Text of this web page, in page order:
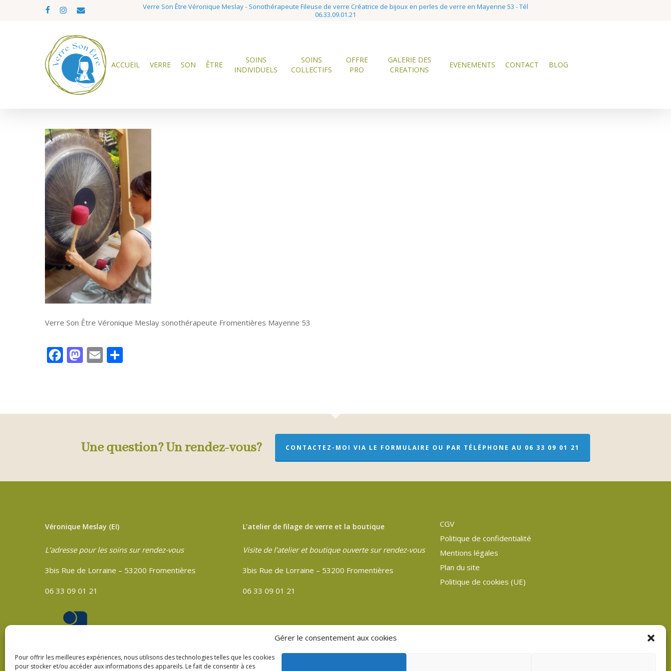
Gérer le consentement aux cookies
Pour offrir les meilleures expériences, nous utilisons des technologies telles que les cookies
pour stocker et/ou accéder aux informations des appareils. Le fait de consentir à ces
facebookinstagram
email
Verre Son Être Véronique Meslay - Sonothérapeute Fileuse de verre Créatrice de bijoux en perles de verre en Mayenne 53 - Tél
06.33.09.01.21
ACCUEIL VERRE SON ÊTRE
SOINS
INDIVIDUELS
SOINS
COLLECTIFS
OFFRE
PRO
GALERIE DES
CREATIONS
EVENEMENTS CONTACT BLOG
Verre Son Être Véronique Meslay sonothérapeute Fromentières Mayenne 53
Facebook
Mastodon
Email
Une question? Un rendez-vous? CONTACTEZ-MOI VIA LE FORMULAIRE OU PAR TÉLÉPHONE AU 06 33 09 01 21
Véronique Meslay (EI)
L’adresse pour les soins sur rendez-vous
3bis Rue de Lorraine – 53200 Fromentières
06 33 09 01 21
L’atelier de filage de verre et la boutique
Visite de l’atelier et boutique ouverte sur rendez-vous
3bis Rue de Lorraine – 53200 Fromentières
06 33 09 01 21
CGV
Politique de confidentialité
Mentions légales
Plan du site
Politique de cookies (UE)